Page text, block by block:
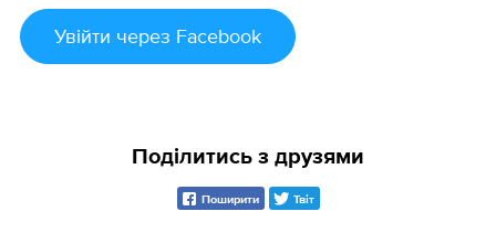
Увійти через Facebook
Поділитись з друзями
Поширити Твіт